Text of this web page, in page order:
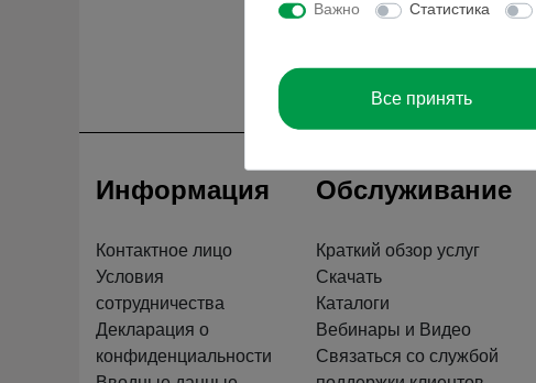
Информация
Контактное лицо
Условия
сотрудничества
Декларация о
конфиденциальности
Обслуживание
Краткий обзор услуг
Скачать
Каталоги
Вебинары и Видео
Связаться со службой
Важно Статистика
Все принять